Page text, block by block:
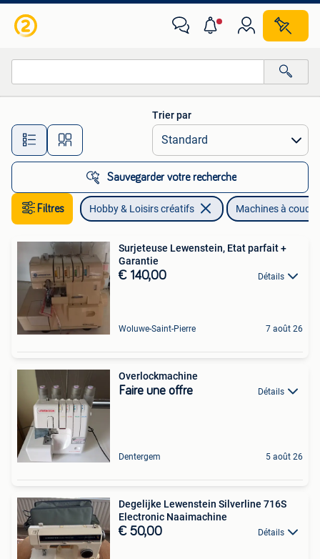
Toutes les distances…
Trier par
Sauvegarder votre recherche
Filtres Hobby & Loisirs créatifs Machines à coudre
Surjeteuse Lewenstein, Etat parfait +
Garantie
€ 140,00 Détails
Woluwe-Saint-Pierre 7 août 26
Overlockmachine
Faire une offre Détails
Dentergem 5 août 26
Degelijke Lewenstein Silverline 716S
Electronic Naaimachine
€ 50,00 Détails